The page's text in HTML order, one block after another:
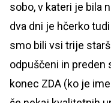
sobo, v kateri je bila
dva dni je hčerko
smo bili vsi trije
odpuščeni in preden
konec ZDA (ko je